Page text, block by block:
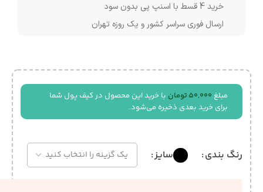
خرید 4 قسط با اسنپ پی بدون سود
ارسال فوری سراسر کشور و یک روزه تهران
مبلغ 50,000 تومان با خرید این محصول در کیف پول شما
برای خرید بعدی ذخیره می‌شود.
رنگ بندی سایز